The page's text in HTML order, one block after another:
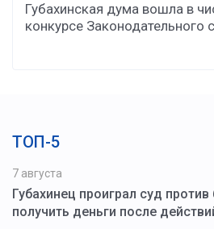
Губахинская дума вошла в
конкурсе Законодательного
ТОП-5
7 августа
Губахинец проиграл суд
получить деньги после